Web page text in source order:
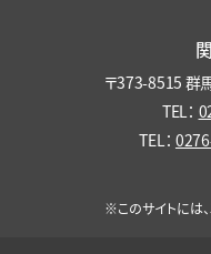
〒373-8515 群
TEL：
TEL：
※このサイトには